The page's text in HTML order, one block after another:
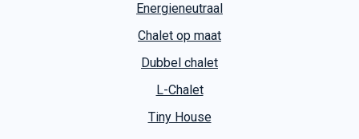
Energieneutraal
Chalet op maat
Dubbel chalet
L-Chalet
Tiny House